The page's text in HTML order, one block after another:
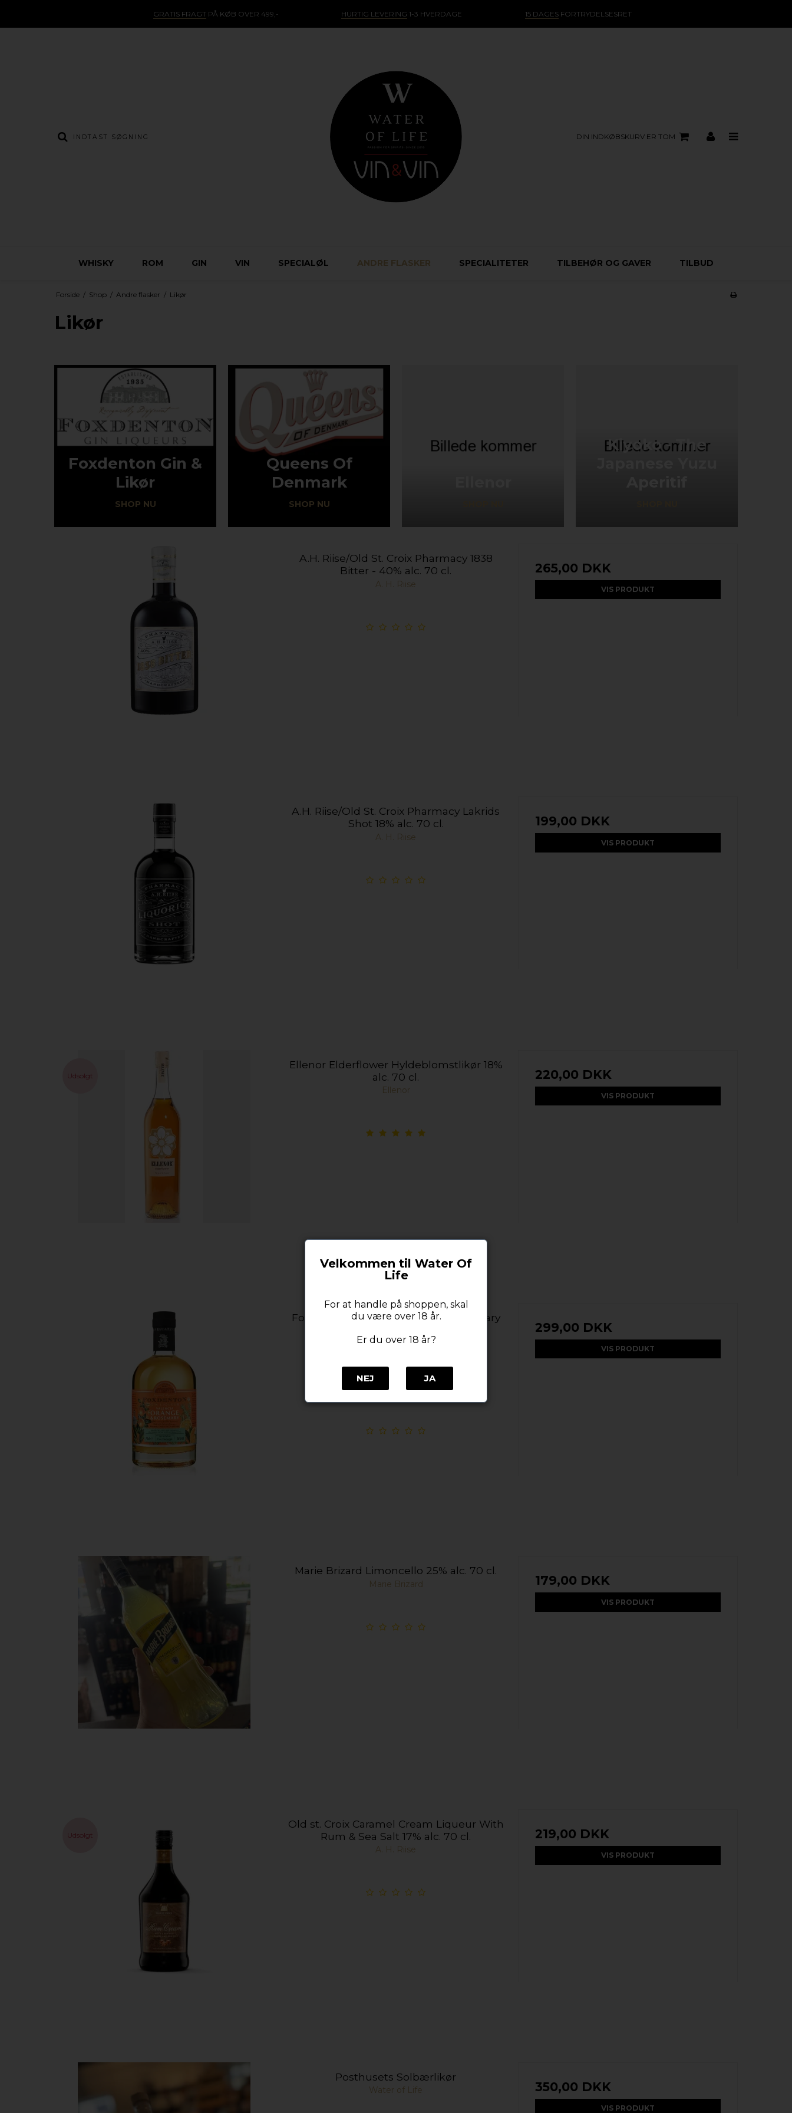
GRATIS FRAGTPÅ KØB OVER 499,- HURTIG LEVERING 1-3 HVERDAGE 15 DAGESFORTRYDELSESRET
DIN INDKØBSKURV ER TOM
WHISKY ROM GIN VIN SPECIALØL ANDRE FLASKER SPECIALITETER TILBEHØR OG GAVER TILBUD
Forside / Shop / Andre flasker / Likør
Likør
Foxdenton Gin &
Likør
SHOP NU
Queens Of
Denmark
SHOP NU
Kiyoko - The
A.H. Riise/Old St. Croix Pharmacy 1838
Bitter - 40% alc. 70 cl.
A. H. Riise
265,00 DKK
VIS PRODUKT
A.H. Riise/Old St. Croix Pharmacy Lakrids
Shot 18% alc. 70 cl.
A. H. Riise
199,00 DKK
VIS PRODUKT
Udsolgt
Ellenor Elderflower Hyldeblomstlikør 18%
alc. 70 cl.
Ellenor
220,00 DKK
VIS PRODUKT
Foxdenton Valencia Orange & Rosemary
(70 cl. - 26% alc.)
Englelsk Ginlikør
299,00 DKK
VIS PRODUKT
Marie Brizard Limoncello 25% alc. 70 cl.
Marie Brizard 179,00 DKK
VIS PRODUKT
Udsolgt
Old st. Croix Caramel Cream Liqueur With
Rum & Sea Salt 17% alc. 70 cl.
A. H. Riise
219,00 DKK
VIS PRODUKT
Posthusets Solbærlikør
Water of Life 350,00 DKK
VIS PRODUKT
Velkommen til Water Of
Life
For at handle på shoppen, skal
du være over 18 år.
Er du over 18 år?
NEJ JA